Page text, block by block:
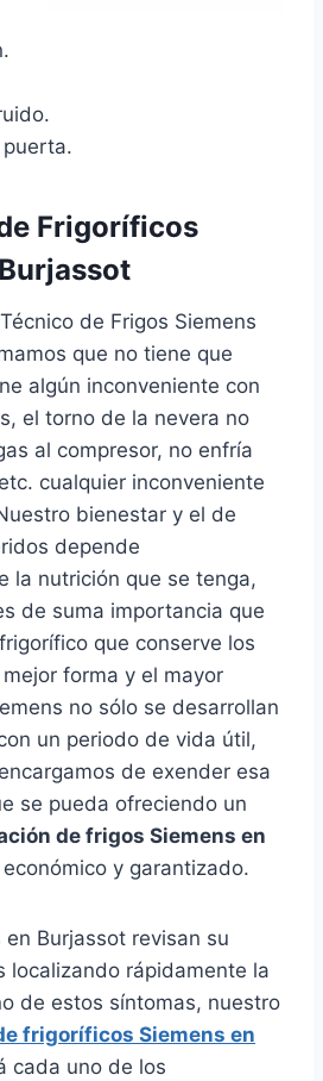
Frigoríficos
de Frigos Siemens
que no tiene que
algún inconveniente con
el torno de la nevera no
al compresor, no enfría
cualquier inconveniente
bienestar y el de
depende
la nutrición que se tenga,
de suma importancia que
que conserve los
forma y el mayor
no sólo se desarrollan
un periodo de vida útil,
de exender esa
se pueda ofreciendo un
de frigos Siemens en
y garantizado.
Burjassot revisan su
localizando rápidamente la
de estos síntomas, nuestro
frigoríficos Siemens en
cada uno de los